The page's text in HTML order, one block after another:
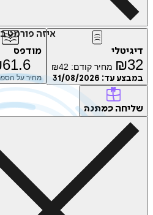
איזה פורמט בא לך?
₪ מחיר קודם: ₪42
עד:31/08/2026
מודפס
₪61.6
מחיר על הספר: ₪88
כמתנה